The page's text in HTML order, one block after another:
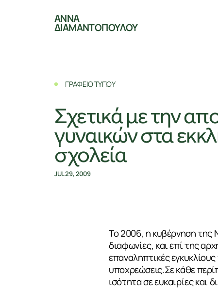
ΑΝΝΑ
ΔΙΑΜΑΝΤΟΠΟΥΛΟΥ
ΓΡΑΦΕΙΟ ΤΥΠΟΥ
Σχετικά με την
γυναικών στα
σχολεία
JUL 29, 2009
Το 2006, η κυβέρνηση της
διαφωνίες, και επί της
επαναληπτικές
υποχρεώσεις.Σε κάθε
ισότητα σε ευκαιρίες και